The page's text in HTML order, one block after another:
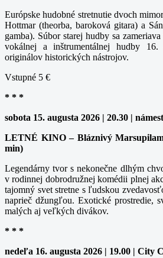
Európske hudobné stretnutie dvoch
Hottmar (theorba, baroková gitara) a
gamba). Súbor starej hudby sa
vokálnej a inštrumentálnej hudby
originálov historických nástrojov.
Vstupné 5 €
* * *
sobota 15. augusta 2026 | 20.30 |
LETNÉ KINO – Bláznivý
min)
Legendárny tvor s nekonečne dlhým
v rodinnej dobrodružnej komédii plnej
tajomný svet stretne s ľudskou
naprieč džungľou. Exotické prostredie,
malých aj veľkých divákov.
* * *
nedeľa 16. augusta 2026 | 19.00 | City